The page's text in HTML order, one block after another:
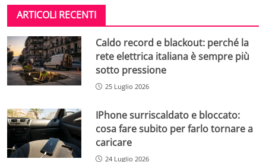
ARTICOLI RECENTI
Caldo record e blackout: perché la
rete elettrica italiana è sempre più
sotto pressione
25 Luglio 2026
IPhone surriscaldato e bloccato:
cosa fare subito per farlo tornare a
caricare
24 Luglio 2026